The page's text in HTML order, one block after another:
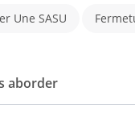
Une SASU
aborder